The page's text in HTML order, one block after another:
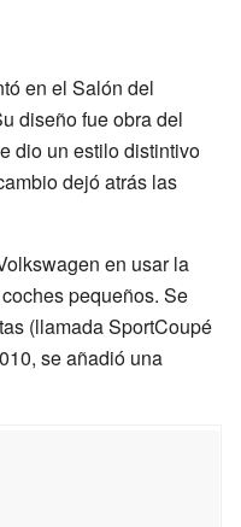
en el Salón del
diseño fue obra del
dio un estilo distintivo
dejó atrás las
en usar la
pequeños. Se
(llamada SportCoupé
se añadió una